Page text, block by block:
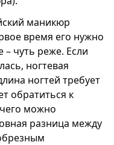
маникюр
время его нужно
чуть реже. Если
ногтевая
ногтей требует
обратиться к
можно
разница между